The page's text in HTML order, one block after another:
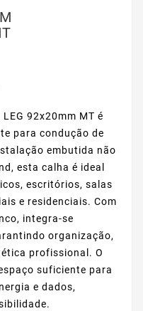
92x20mm MT é
para condução de
embutida não
esta calha é ideal
escritórios, salas
e residenciais. Com
integra-se
organização,
profissional. O
suficiente para
e dados,